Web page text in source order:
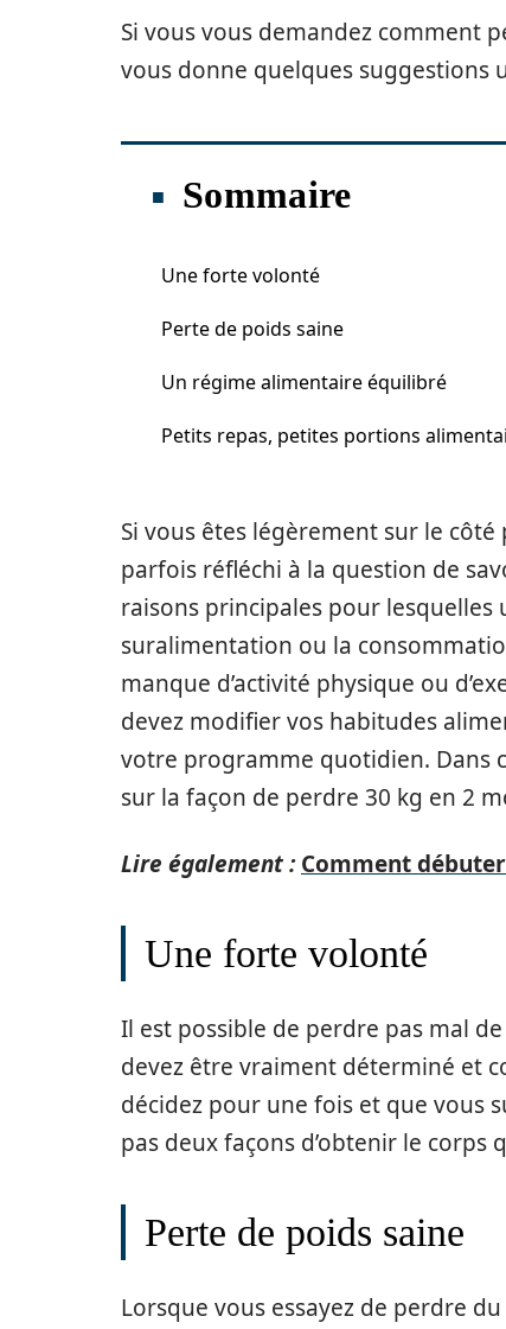
Si vous vous demandez comment
vous donne quelques suggestions
Sommaire
Une forte volonté
Perte de poids saine
Un régime alimentaire équilibré
Petits repas, petites portions
Si vous êtes légèrement sur le
parfois réfléchi à la question de
raisons principales pour
suralimentation ou la
manque d’activité physique ou
devez modifier vos habitudes
votre programme quotidien. Dans
sur la façon de perdre 30 kg en 2
Lire également : Comment
Une forte volonté
Il est possible de perdre pas mal
devez être vraiment déterminé et
décidez pour une fois et que vous
pas deux façons d’obtenir le corps
Perte de poids saine
Lorsque vous essayez de perdre